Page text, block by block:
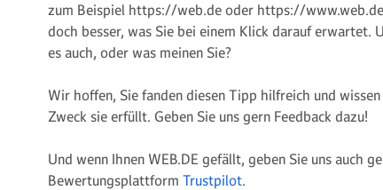
zum Beispiel https://web.de oder https://
doch besser, was Sie bei einem Klick darauf erwartet.
es auch, oder was meinen Sie?
Wir hoffen, Sie fanden diesen Tipp hilfreich und
Zweck sie erfüllt. Geben Sie uns gern Feedback dazu!
Und wenn Ihnen WEB.DE gefällt, geben Sie uns auch
Bewertungsplattform Trustpilot.